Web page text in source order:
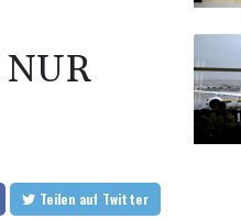
Teilen auf Twitter